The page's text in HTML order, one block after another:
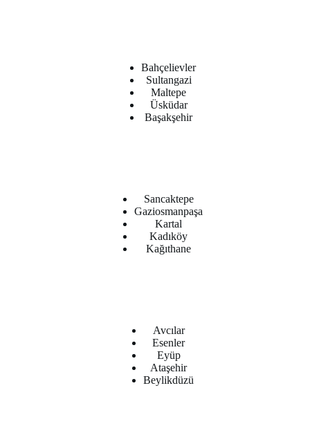
Bahçelievler
Sultangazi
Maltepe
Üsküdar
Başakşehir
Sancaktepe
Gaziosmanpaşa
Kartal
Kadıköy
Kağıthane
Avcılar
Esenler
Eyüp
Ataşehir
Beylikdüzü